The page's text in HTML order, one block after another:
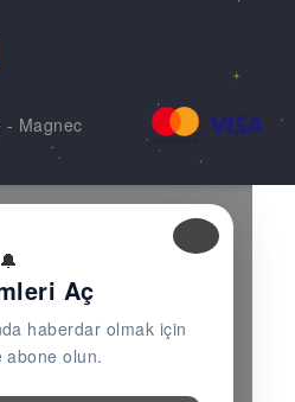
- Magnec
🔔
Aç
haberdar olmak için
abone olun.